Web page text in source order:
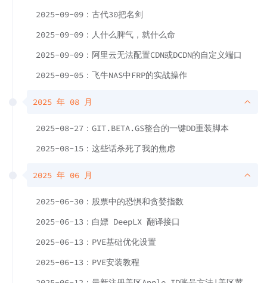
2025-09-09：古代30把名剑
2025-09-09：人什么脾气，就什么命
2025-09-09：阿里云无法配置CDN或DCDN的自定义端口
2025-09-05：飞牛NAS中FRP的实战操作
2025 年 08 月
2025-08-27：GIT.BETA.GS整合的一键DD重装脚本
2025-08-15：这些话杀死了我的焦虑
2025 年 06 月
2025-06-30：股票中的恐惧和贪婪指数
2025-06-13：白嫖 DeepLX 翻译接口
2025-06-13：PVE基础优化设置
2025-06-13：PVE安装教程